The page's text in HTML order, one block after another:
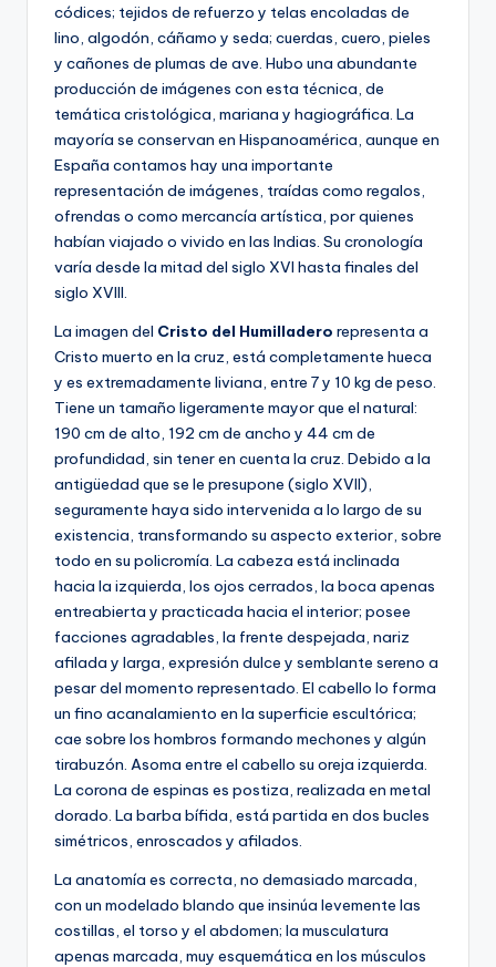
códices; tejidos de refuerzo y telas encoladas de
lino, algodón, cáñamo y seda; cuerdas, cuero, pieles
y cañones de plumas de ave. Hubo una abundante
producción de imágenes con esta técnica, de
temática cristológica, mariana y hagiográfica. La
mayoría se conservan en Hispanoamérica, aunque en
España contamos hay una importante
representación de imágenes, traídas como regalos,
ofrendas o como mercancía artística, por quienes
habían viajado o vivido en las Indias. Su cronología
varía desde la mitad del siglo XVI hasta finales del
siglo XVIII.
La imagen del Cristo del Humilladero representa a
Cristo muerto en la cruz, está completamente hueca
y es extremadamente liviana, entre 7 y 10 kg de peso.
Tiene un tamaño ligeramente mayor que el natural:
190 cm de alto, 192 cm de ancho y 44 cm de
profundidad, sin tener en cuenta la cruz. Debido a la
antigüedad que se le presupone (siglo XVII),
seguramente haya sido intervenida a lo largo de su
existencia, transformando su aspecto exterior, sobre
todo en su policromía. La cabeza está inclinada
hacia la izquierda, los ojos cerrados, la boca apenas
entreabierta y practicada hacia el interior; posee
facciones agradables, la frente despejada, nariz
afilada y larga, expresión dulce y semblante sereno a
pesar del momento representado. El cabello lo forma
un fino acanalamiento en la superficie escultórica;
cae sobre los hombros formando mechones y algún
tirabuzón. Asoma entre el cabello su oreja izquierda.
La corona de espinas es postiza, realizada en metal
dorado. La barba bífida, está partida en dos bucles
simétricos, enroscados y afilados.
La anatomía es correcta, no demasiado marcada,
con un modelado blando que insinúa levemente las
costillas, el torso y el abdomen; la musculatura
apenas marcada, muy esquemática en los músculos